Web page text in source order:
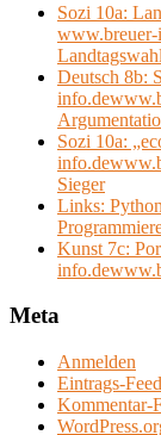
Sozi 10a:
Deutsch 8b:
Sozi 10a:
Sieger
Links:
Kunst 7c:
Meta
Anmelden
Eintrags-Feed
Kommentar-